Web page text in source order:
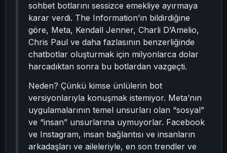
sohbet botlarını sessizce emekliye ayırmaya
karar verdi. The Information’ın bildirdiğine
göre, Meta, Kendall Jenner, Charli D’Amelio,
Chris Paul ve daha fazlasının benzerliğinde
chatbotlar oluşturmak için milyonlarca dolar
harcadıktan sonra bu botlardan vazgeçti.
Neden? Çünkü kimse ünlülerin bot
versiyonlarıyla konuşmak istemiyor. Meta’nın
uygulamalarının temel unsurları olan “sosyal”
ve “insan” unsurlarına uymuyorlar. Facebook
ve Instagram, insan bağlantısı ve insanların
arkadaşları ve aileleriyle, en son trendler ve